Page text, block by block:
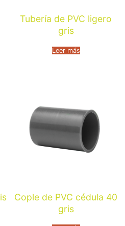
Tubería de PVC ligero
gris
Leer más
Cople de PVC cédula 40
gris